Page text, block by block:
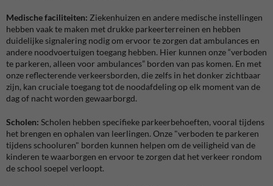
Medische faciliteiten: Ziekenhuizen en andere medische instellingen
hebben vaak te maken met drukke parkeerterreinen en hebben
duidelijke signalering nodig om ervoor te zorgen dat ambulances en
andere noodvoertuigen toegang hebben. Hier kunnen onze “verboden
te parkeren, alleen voor ambulances” borden van pas komen. En met
onze reflecterende verkeersborden, die zelfs in het donker zichtbaar
zijn, kan cruciale toegang tot de noodafdeling op elk moment van de
dag of nacht worden gewaarborgd.
Scholen: Scholen hebben specifieke parkeerbehoeften, vooral tijdens
het brengen en ophalen van leerlingen. Onze "verboden te parkeren
tijdens schooluren" borden kunnen helpen om de veiligheid van de
kinderen te waarborgen en ervoor te zorgen dat het verkeer rondom
de school soepel verloopt.